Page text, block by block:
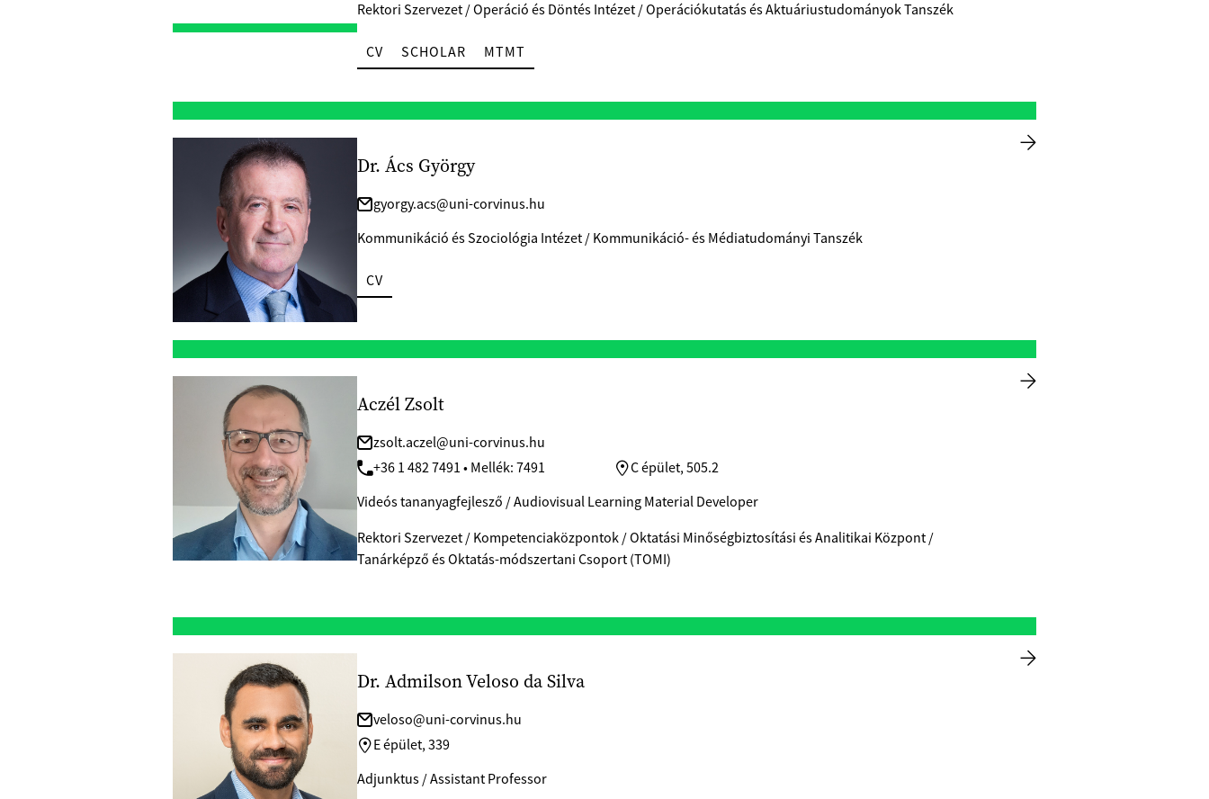
Rektori Szervezet / Operáció és Döntés Intézet / Operációkutatás és Aktuáriustudományok Tanszék
CV SCHOLAR MTMT
Dr. Ács György
gyorgy.acs@uni-corvinus.hu
Kommunikáció és Szociológia Intézet / Kommunikáció- és Médiatudományi Tanszék
CV
Aczél Zsolt
zsolt.aczel@uni-corvinus.hu
+36 1 482 7491 • Mellék: 7491
C épület, 505.2
Videós tananyagfejlesző / Audiovisual Learning Material Developer
Rektori Szervezet / Kompetenciaközpontok / Oktatási Minőségbiztosítási és Analitikai Központ /
Tanárképző és Oktatás-módszertani Csoport (TOMI)
Dr. Admilson Veloso da Silva
veloso@uni-corvinus.hu
E épület, 339
Adjunktus / Assistant Professor